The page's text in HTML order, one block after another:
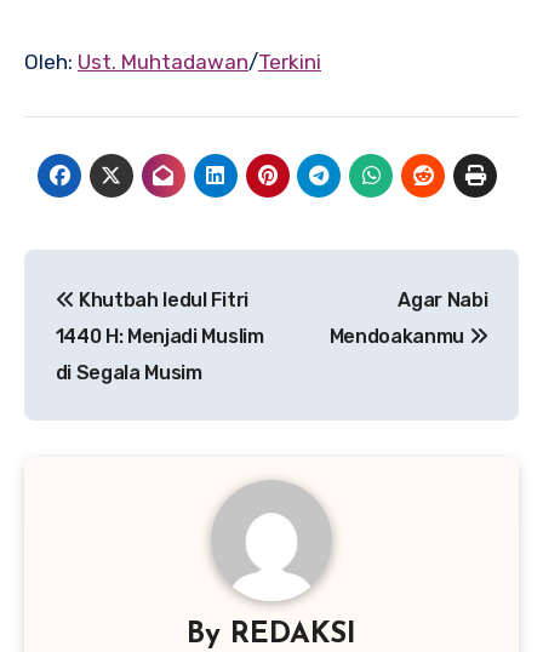
Oleh: Ust. Muhtadawan/Terkini
pos
Khutbah Iedul Fitri
1440 H: Menjadi Muslim
di Segala Musim
Agar Nabi
Mendoakanmu
By REDAKSI